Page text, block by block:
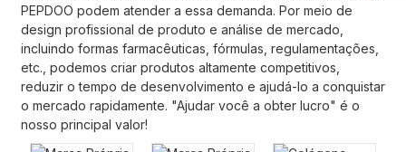
PEPDOO podem atender a essa demanda. Por meio de
design profissional de produto e análise de mercado,
incluindo formas farmacêuticas, fórmulas, regulamentações,
etc., podemos criar produtos altamente competitivos,
reduzir o tempo de desenvolvimento e ajudá-lo a conquistar
o mercado rapidamente. "Ajudar você a obter lucro" é o
nosso principal valor!